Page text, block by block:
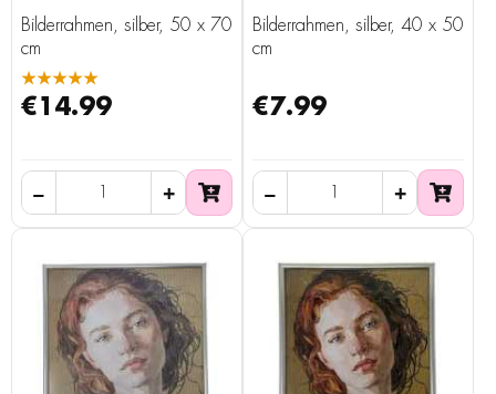
Bilderrahmen, silber, 50 x 70
cm
★★★★★
€14.99
Bilderrahmen, silber, 40 x 50
cm
€7.99